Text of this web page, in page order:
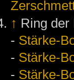
↑ Ring der
- Stärke-
- Stärke-
- Stärke-